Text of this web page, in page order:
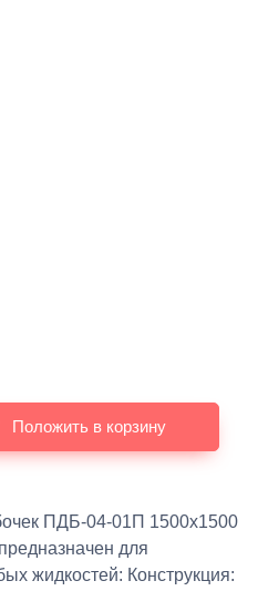
Положить в корзину
ПДБ-04-01П 1500х1500
для
жидкостей: Конструкция: